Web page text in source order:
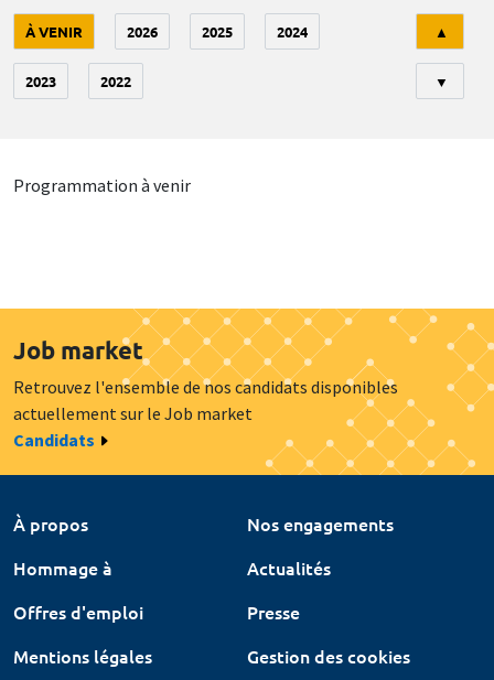
À VENIR 2026 2025 2024
2023 2022
▲
▼
Programmation à venir
Job market
Retrouvez l'ensemble de nos candidats disponibles
actuellement sur le Job market
Candidats
À propos
Nos engagements
Hommage à
Actualités
Offres d'emploi
Presse
Mentions légales
Gestion des cookies